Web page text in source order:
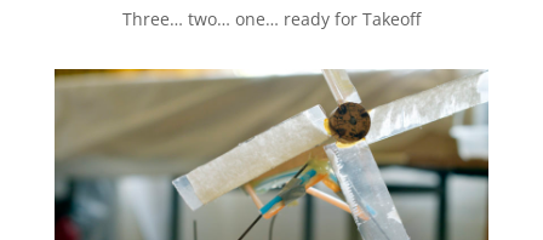
Three… two… one… ready for Takeoff